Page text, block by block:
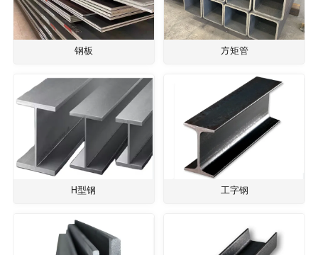
钢板 方矩管
H型钢 工字钢